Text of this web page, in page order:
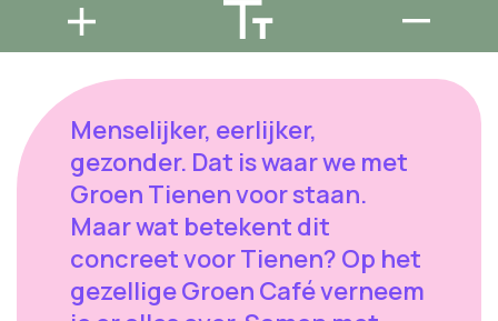
Menselijker, eerlijker,
gezonder. Dat is waar we met
Groen Tienen voor staan.
Maar wat betekent dit
concreet voor Tienen? Op het
gezellige Groen Café verneem